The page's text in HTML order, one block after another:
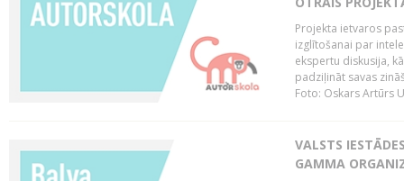
Projekta ietvaros
izglītošanai par
ekspertu diskusija,
padziļināt savas
Foto: Oskars Artūrs
VALSTS
GAMMA